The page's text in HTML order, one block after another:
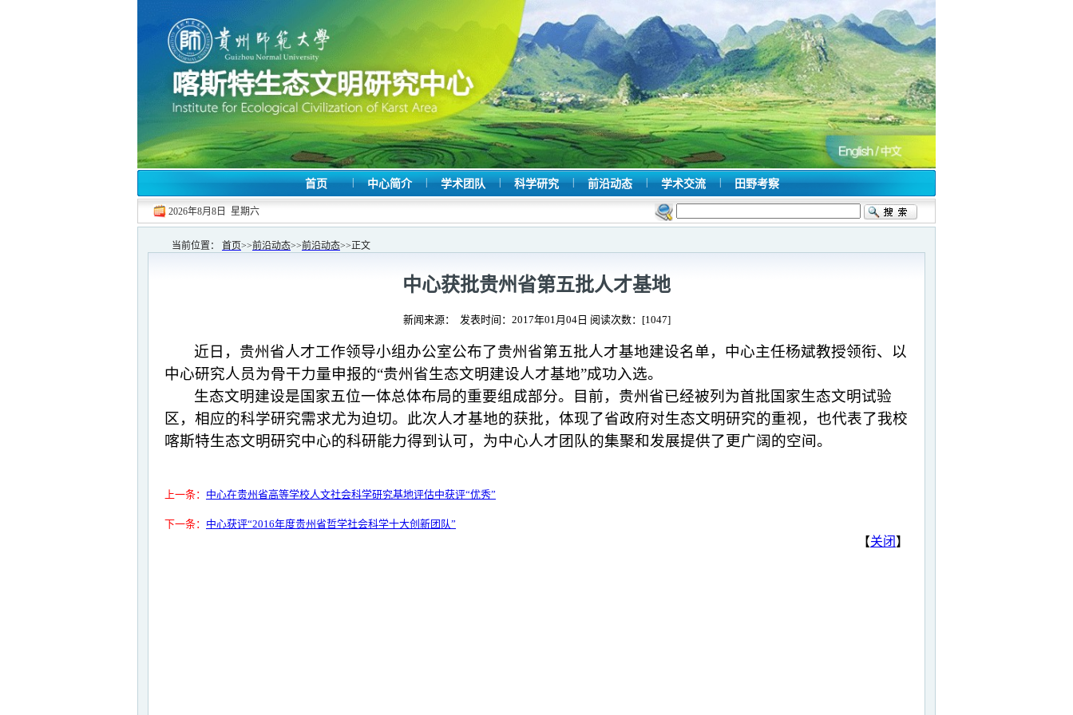
首页 | 中心简介 | 学术团队 | 科学研究 | 前沿动态 | 学术交流 | 田野考察
2026年8月8日 星期六
当前位置： 首页>>前沿动态>>前沿动态>>正文
中心获批贵州省第五批人才基地
新闻来源： 发表时间：2017年01月04日 阅读次数：[1047]
近日，贵州省人才工作领导小组办公室公布了贵州省第五批人才基地建设名单，中心主任杨斌教授领衔、以
中心研究人员为骨干力量申报的“贵州省生态文明建设人才基地”成功入选。
生态文明建设是国家五位一体总体布局的重要组成部分。目前，贵州省已经被列为首批国家生态文明试验
区，相应的科学研究需求尤为迫切。此次人才基地的获批，体现了省政府对生态文明研究的重视，也代表了我校
喀斯特生态文明研究中心的科研能力得到认可，为中心人才团队的集聚和发展提供了更广阔的空间。
上一条： 中心在贵州省高等学校人文社会科学研究基地评估中获评“优秀”
下一条： 中心获评“2016年度贵州省哲学社会科学十大创新团队”
【关闭 】